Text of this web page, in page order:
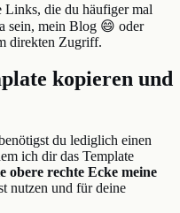
die du häufiger mal
sein, mein Blog 😄 oder
direkten Zugriff.
kopieren und
du lediglich einen
ich dir das Template
obere rechte Ecke meine
nutzen und für deine